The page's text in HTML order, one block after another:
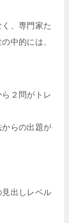
、専門家た
中的には、
２問がトレ
らの出題が
出しレベル